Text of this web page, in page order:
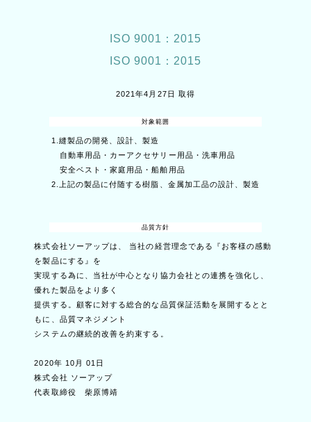
ISO 9001：2015
ISO 9001：2015
2021年4月27日 取得
対象範囲
1.縫製品の開発、設計、製造
自動車用品・カーアクセサリー用品・洗車用品
安全ベスト・家庭用品・船舶用品
2.上記の製品に付随する樹脂、金属加工品の設計、製造
品質方針
株式会社ソーアップは、 当社の経営理念である『お客様の感動
を製品にする』を
実現する為に、当社が中心となり協力会社との連携を強化し、
優れた製品をより多く
提供する。顧客に対する総合的な品質保証活動を展開するとと
もに、品質マネジメント
システムの継続的改善を約束する。
2020年 10月 01日
株式会社 ソーアップ
代表取締役 柴原博靖